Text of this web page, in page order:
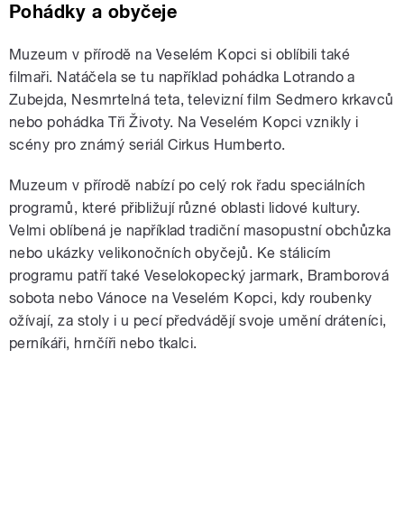
Pohádky a obyčeje
Muzeum v přírodě na Veselém Kopci si oblíbili také
filmaři. Natáčela se tu například pohádka Lotrando a
Zubejda, Nesmrtelná teta, televizní film Sedmero krkavců
nebo pohádka Tři Životy. Na Veselém Kopci vznikly i
scény pro známý seriál Cirkus Humberto.
Muzeum v přírodě nabízí po celý rok řadu speciálních
programů, které přibližují různé oblasti lidové kultury.
Velmi oblíbená je například tradiční masopustní obchůzka
nebo ukázky velikonočních obyčejů. Ke stálicím
programu patří také Veselokopecký jarmark, Bramborová
sobota nebo Vánoce na Veselém Kopci, kdy roubenky
ožívají, za stoly i u pecí předvádějí svoje umění dráteníci,
perníkáři, hrnčíři nebo tkalci.